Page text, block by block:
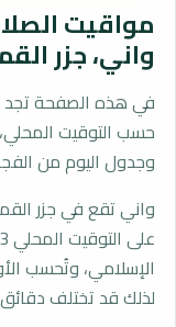
مواقيت
واني، جزر
في هذه الصفحة تجد
وجدول اليوم من
واني تقع في جزر
الإسلامي، وتُحسب
لذلك قد تختلف دقائق